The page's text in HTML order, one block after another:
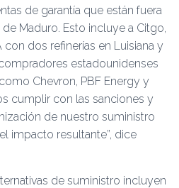
de garantía que están fuera
Maduro. Esto incluye a Citgo,
con dos refinerías en Luisiana y
estadounidenses
Chevron, PBF Energy y
cumplir con las sanciones y
de nuestro suministro
impacto resultante”, dice
de suministro incluyen